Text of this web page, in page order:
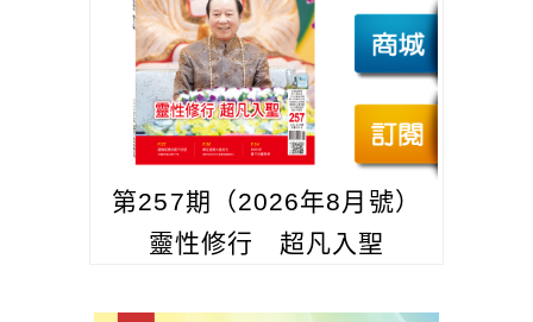
第257期（2026年8月號）
靈性修行 超凡入聖